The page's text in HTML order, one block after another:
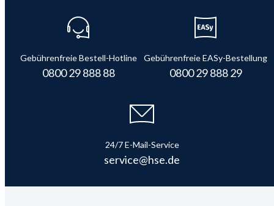
Gebührenfreie Bestell-Hotline
0800 29 888 88
Gebührenfreie EASy-Bestellung
0800 29 888 29
24/7 E-Mail-Service
service@hse.de